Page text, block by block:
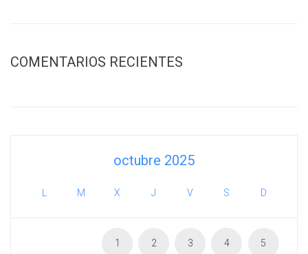
COMENTARIOS RECIENTES
octubre 2025
L M X J V S D
1 2 3 4 5